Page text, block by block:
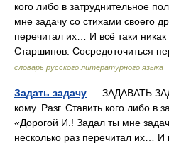
кого либо в затруднительное
мне задачу со стихами своего
перечитал их… И всё таки
Старшинов. Сосредоточиться
словарь русского литературного языка
Задать задачу — ЗАДАВАТЬ
кому. Разг. Ставить кого либо в
«Дорогой И.! Задал ты мне
несколько раз перечитал их… И